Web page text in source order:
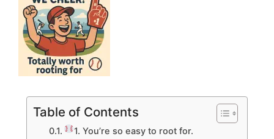
Table of Contents
1. You’re so easy to root for.